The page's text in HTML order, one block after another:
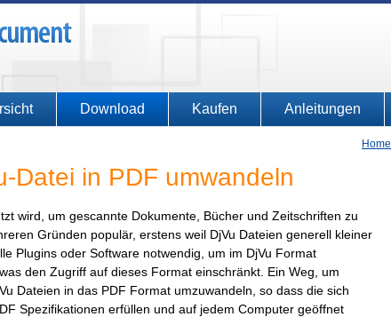
Download Kaufen Anleitungen
Home
Datei in PDF umwandeln
wird, um gescannte Dokumente, Bücher und Zeitschriften zu
Gründen populär, erstens weil DjVu Dateien generell kleiner
Plugins oder Software notwendig, um im DjVu Format
den Zugriff auf dieses Format einschränkt. Ein Weg, um
Dateien in das PDF Format umzuwandeln, so dass die sich
Spezifikationen erfüllen und auf jedem Computer geöffnet